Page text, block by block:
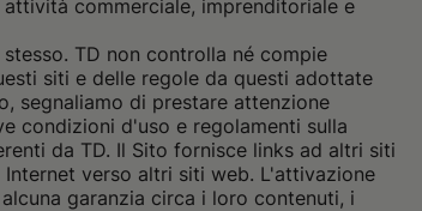
commerciale, imprenditoriale e
TD non controlla né compie
siti e delle regole da questi adottate
segnaliamo di prestare attenzione
condizioni d'uso e regolamenti sulla
da TD. Il Sito fornisce links ad altri siti
verso altri siti web. L'attivazione
garanzia circa i loro contenuti, i